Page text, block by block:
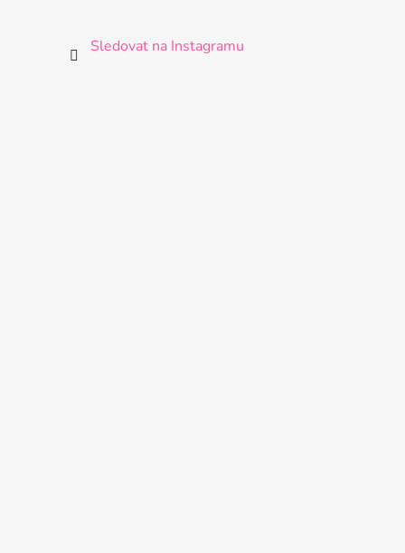
Sledovat na Instagramu